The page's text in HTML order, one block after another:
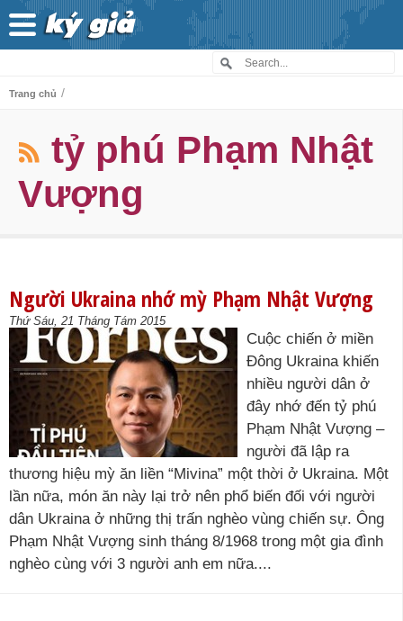
Trang chủ /
tỷ phú Phạm Nhật
Vượng
Người Ukraina nhớ mỳ Phạm Nhật Vượng
Thứ Sáu, 21 Tháng Tám 2015
Cuộc chiến ở miền
Đông Ukraina khiến
nhiều người dân ở
đây nhớ đến tỷ phú
Phạm Nhật Vượng –
người đã lập ra
thương hiệu mỳ ăn liền “Mivina” một thời ở Ukraina. Một
lần nữa, món ăn này lại trở nên phổ biến đối với người
dân Ukraina ở những thị trấn nghèo vùng chiến sự. Ông
Phạm Nhật Vượng sinh tháng 8/1968 trong một gia đình
nghèo cùng với 3 người anh em nữa....